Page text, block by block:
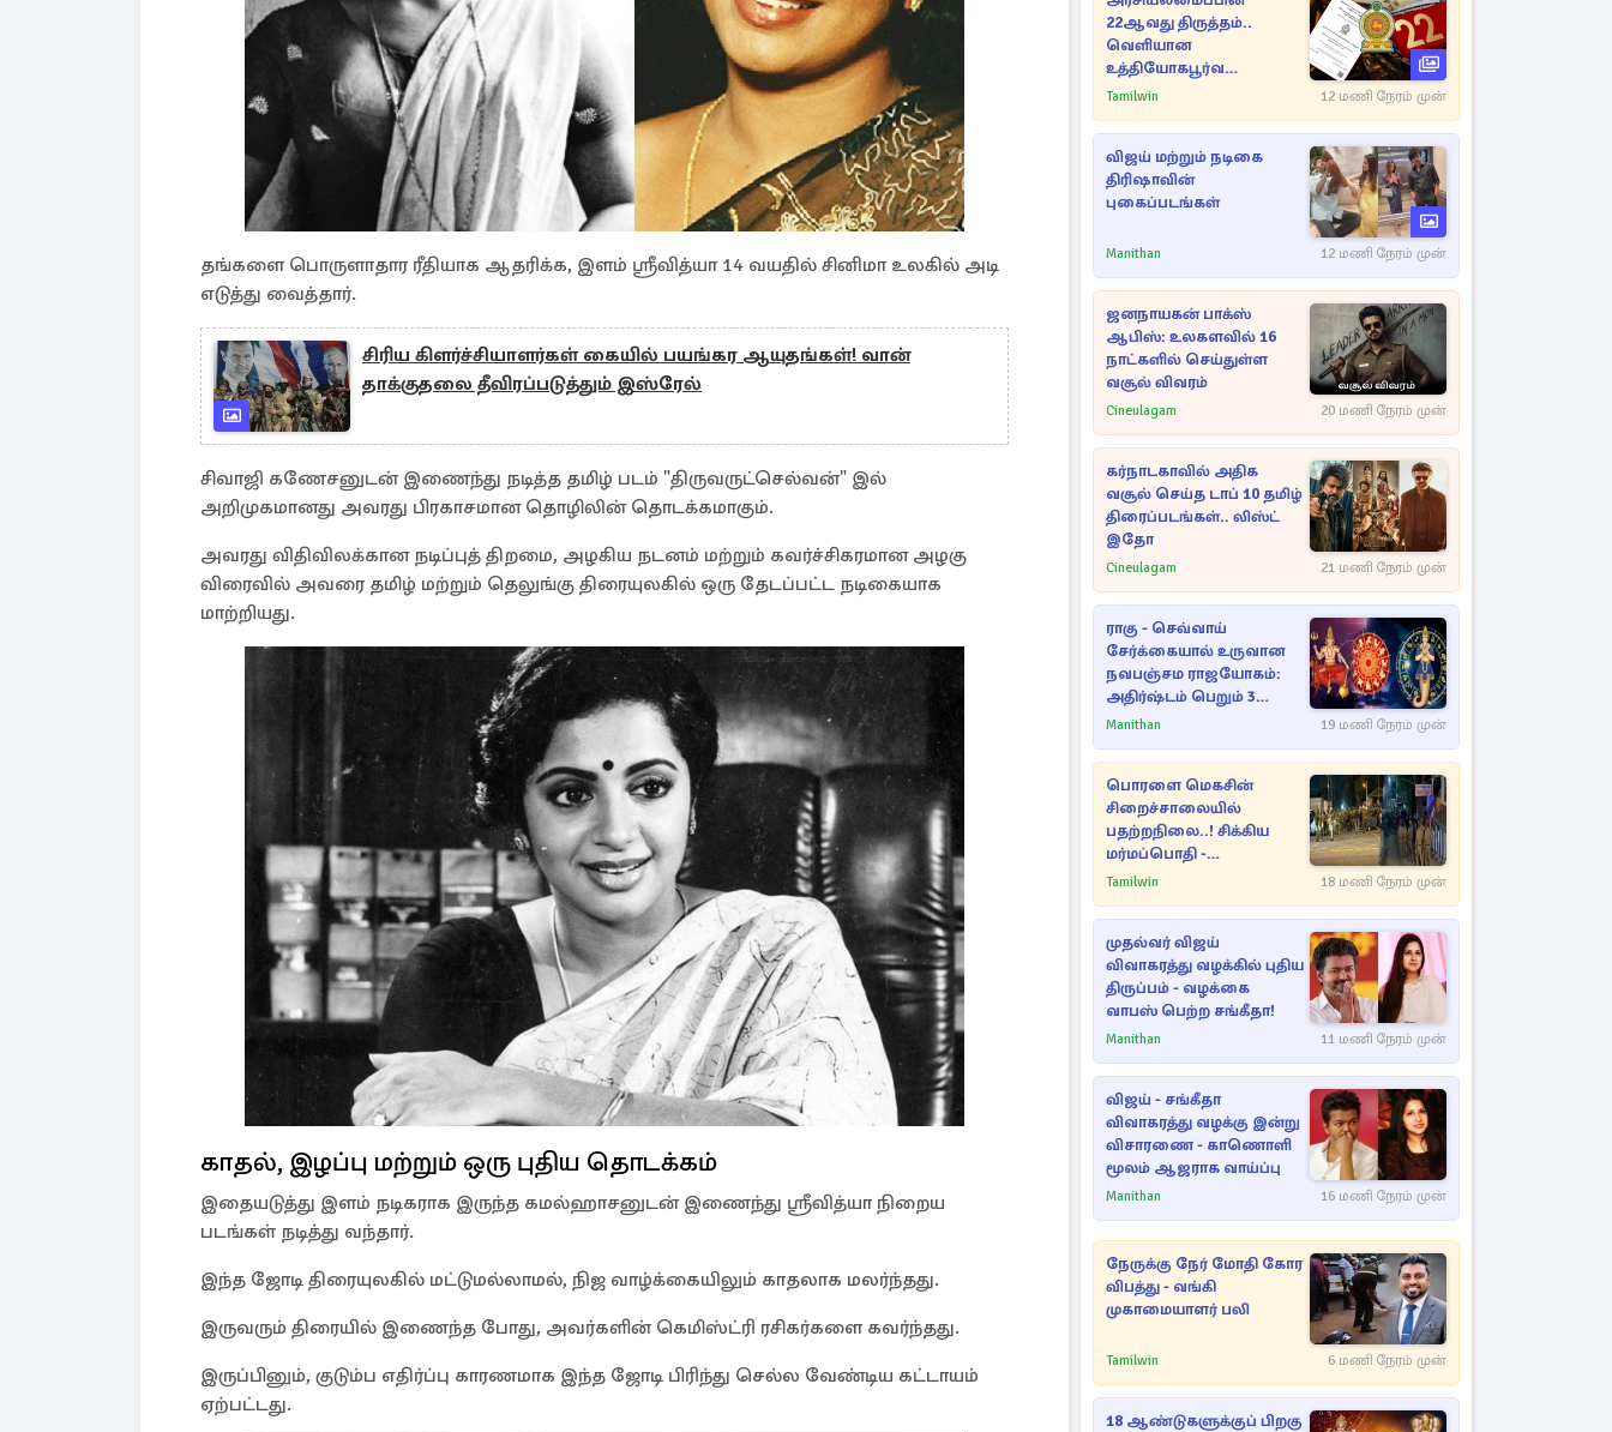
தங்களை பொருளாதார ரீதியாக ஆதரிக்க, இளம் ஸ்ரீவித்யா 14 வயதில் சினிமா உலகில் அடி
எடுத்து வைத்தார்.
சிரிய கிளர்ச்சியாளர்கள் கையில் பயங்கர ஆயுதங்கள்! வான்
தாக்குதலை தீவிரப்படுத்தும் இஸ்ரேல்
சிவாஜி கணேசனுடன் இணைந்து நடித்த தமிழ் படம் "திருவருட்செல்வன்" இல்
அறிமுகமானது அவரது பிரகாசமான தொழிலின் தொடக்கமாகும்.
அவரது விதிவிலக்கான நடிப்புத் திறமை, அழகிய நடனம் மற்றும் கவர்ச்சிகரமான அழகு
விரைவில் அவரை தமிழ் மற்றும் தெலுங்கு திரையுலகில் ஒரு தேடப்பட்ட நடிகையாக
மாற்றியது.
காதல், இழப்பு மற்றும் ஒரு புதிய தொடக்கம்
இதையடுத்து இளம் நடிகராக இருந்த கமல்ஹாசனுடன் இணைந்து ஶ்ரீவித்யா நிறைய
படங்கள் நடித்து வந்தார்.
இந்த ஜோடி திரையுலகில் மட்டுமல்லாமல், நிஜ வாழ்க்கையிலும் காதலாக மலர்ந்தது.
இருவரும் திரையில் இணைந்த போது, அவர்களின் கெமிஸ்ட்ரி ரசிகர்களை கவர்ந்தது.
இருப்பினும், குடும்ப எதிர்ப்பு காரணமாக இந்த ஜோடி பிரிந்து செல்ல வேண்டிய கட்டாயம்
ஏற்பட்டது.
22ஆவது திருத்தம்..
வெளியான
உத்தியோகபூர்வ
அறிவிப்பு!
Tamilwin 12 மணி நேரம் முன்
விஜய் மற்றும் நடிகை
திரிஷாவின்
புகைப்படங்கள்
Manithan 12 மணி நேரம் முன்
ஜனநாயகன் பாக்ஸ்
ஆபிஸ்: உலகளவில் 16
நாட்களில் செய்துள்ள
வசூல் விவரம்
Cineulagam 20 மணி நேரம் முன்
கர்நாடகாவில் அதிக
வசூல் செய்த டாப் 10 தமிழ்
திரைப்படங்கள்.. லிஸ்ட்
இதோ
Cineulagam 21 மணி நேரம் முன்
ராகு - செவ்வாய்
சேர்க்கையால் உருவான
நவபஞ்சம ராஜயோகம்:
அதிர்ஷ்டம் பெறும் 3
ராசிகள்!
Manithan 19 மணி நேரம் முன்
பொரளை மெகசின்
சிறைச்சாலையில்
பதற்றநிலை..! சிக்கிய
மர்மப்பொதி -
பின்னணியில் வெளியான
Tamilwin 18 மணி நேரம் முன்
முதல்வர் விஜய்
விவாகரத்து வழக்கில் புதிய
திருப்பம் - வழக்கை
வாபஸ் பெற்ற சங்கீதா!
Manithan 11 மணி நேரம் முன்
விஜய் - சங்கீதா
விவாகரத்து வழக்கு இன்று
விசாரணை - காணொளி
மூலம் ஆஜராக வாய்ப்பு
Manithan 16 மணி நேரம் முன்
நேருக்கு நேர் மோதி கோர
விபத்து - வங்கி
முகாமையாளர் பலி
Tamilwin 6 மணி நேரம் முன்
18 ஆண்டுகளுக்குப் பிறகு